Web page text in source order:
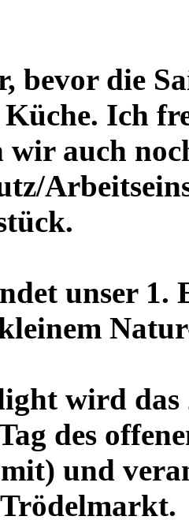
bevor die
Küche. Ich
wir auch
unser 1.
wird das
des
und